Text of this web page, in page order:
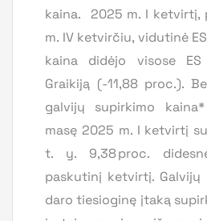
kaina. 2025 m. I ketvirtį,
m. IV ketvirčiu, vidutinė
kaina didėjo visose
Graikiją (-11,88 proc.).
galvijų supirkimo
masę 2025 m. I ketvirtį
t. y. 9,38 proc.
paskutinį ketvirtį. Galvijų
daro tiesioginę įtaką